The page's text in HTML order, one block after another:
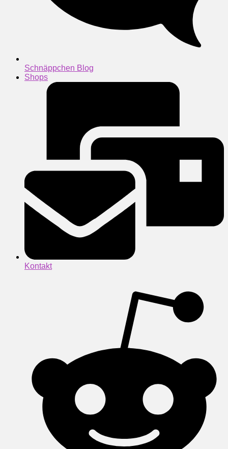
Schnäppchen Blog
Shops
Kontakt